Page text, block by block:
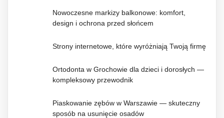
Nowoczesne markizy balkonowe: komfort,
design i ochrona przed słońcem
Strony internetowe, które wyróżniają Twoją firmę
Ortodonta w Grochowie dla dzieci i dorosłych —
kompleksowy przewodnik
Piaskowanie zębów w Warszawie — skuteczny
sposób na usunięcie osadów